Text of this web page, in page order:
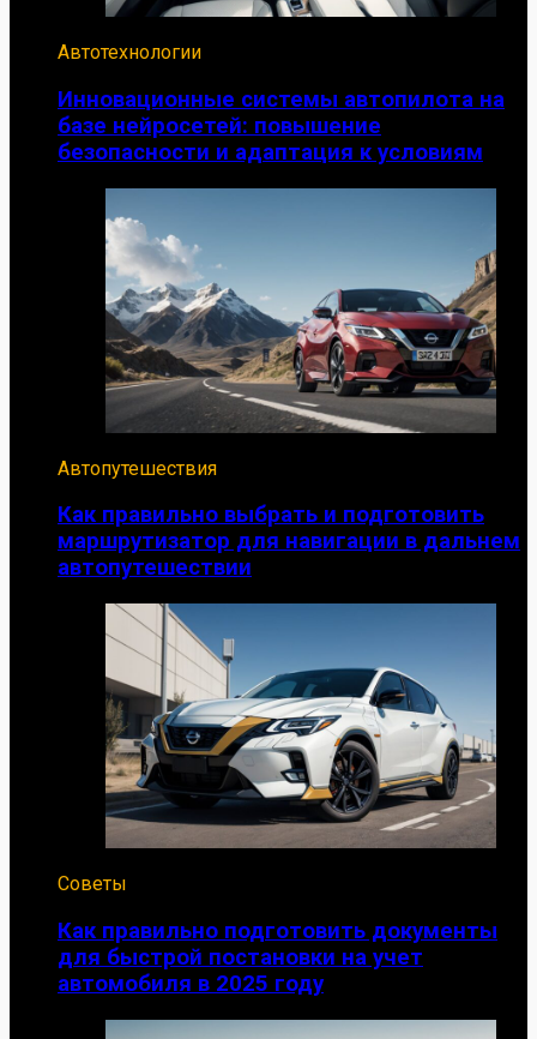
Автотехнологии
Инновационные системы автопилота на
базе нейросетей: повышение
безопасности и адаптация к условиям
Автопутешествия
Как правильно выбрать и подготовить
маршрутизатор для навигации в дальнем
автопутешествии
Советы
Как правильно подготовить документы
для быстрой постановки на учет
автомобиля в 2025 году